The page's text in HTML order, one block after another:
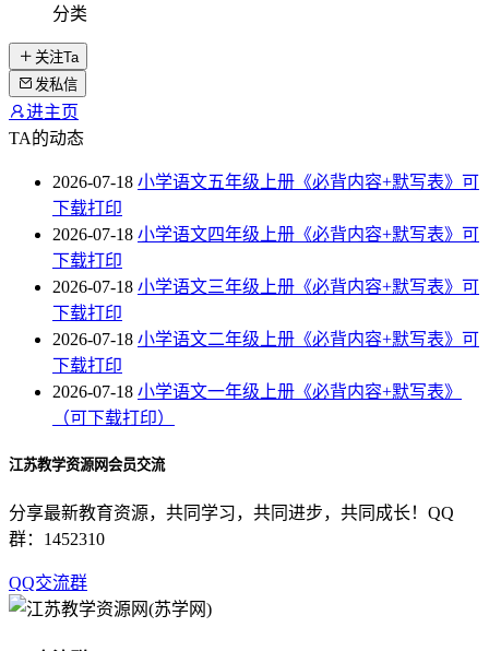
分类
关注Ta
发私信
进主页
TA的动态
2026-07-18 小学语文五年级上册《必背内容+默写表》可
下载打印
2026-07-18 小学语文四年级上册《必背内容+默写表》可
下载打印
2026-07-18 小学语文三年级上册《必背内容+默写表》可
下载打印
2026-07-18 小学语文二年级上册《必背内容+默写表》可
下载打印
2026-07-18 小学语文一年级上册《必背内容+默写表》
（可下载打印）
江苏教学资源网会员交流
分享最新教育资源，共同学习，共同进步，共同成长！QQ
群：1452310
QQ交流群